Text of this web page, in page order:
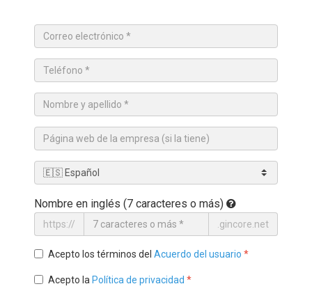
Nombre en inglés (7 caracteres o más)
https:// .gincore.net
Acepto los términos del Acuerdo del usuario *
Acepto la Política de privacidad *